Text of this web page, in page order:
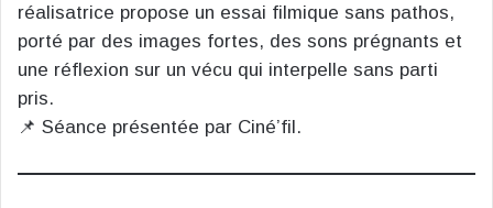
réalisatrice propose un essai filmique sans pathos,
porté par des images fortes, des sons prégnants et
une réflexion sur un vécu qui interpelle sans parti
pris.
📌 Séance présentée par Ciné’fil.